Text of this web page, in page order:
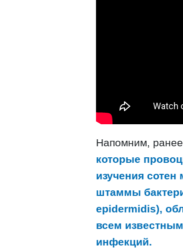
Напомним, ранее
которые
изучения
штаммы
epidermidis),
всем
инфекций.